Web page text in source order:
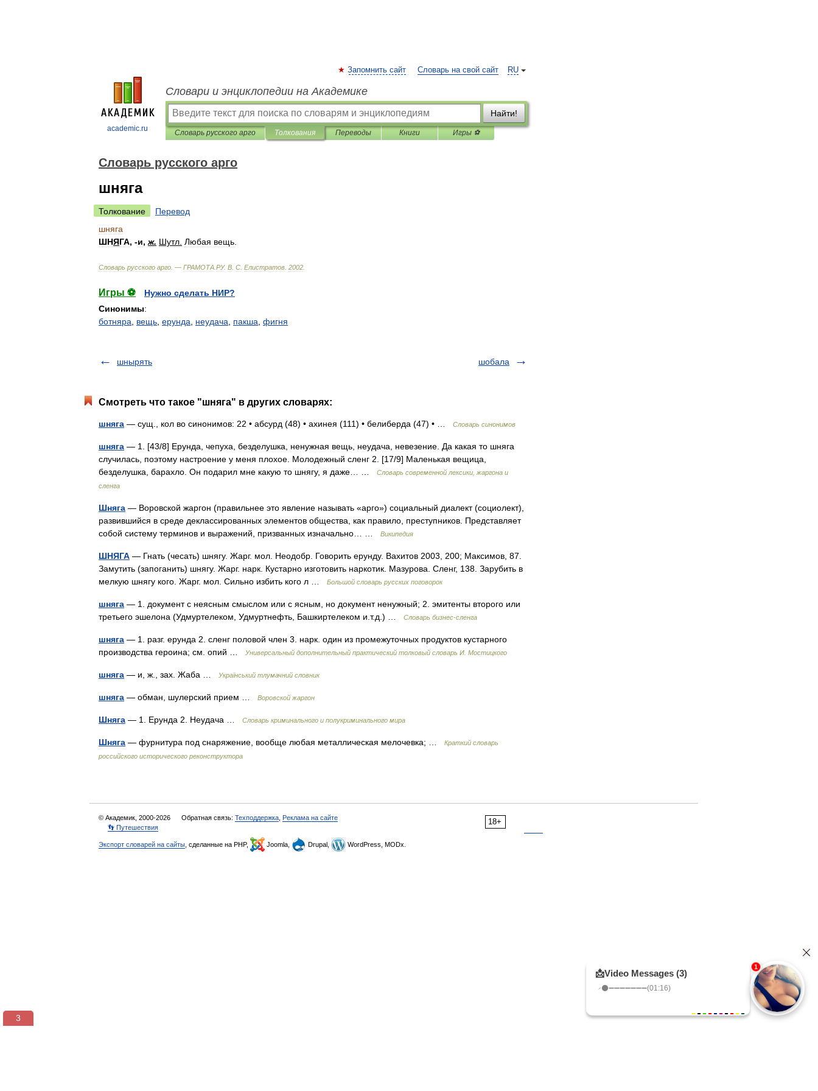
academic.ru
RU
Запомнить сайт Словарь на свой сайт
Словари и энциклопедии на Академике
Найти!
Словарь русского арго Толкования Переводы Книги Игры ⚽
Словарь русского арго
шняга
Толкование
Перевод
шняга
ШНЯГА, -и, ж. Шутл Любая вещь
Словарь русского арго . — ГРАМОТА РУ. В С Елистратов 2002
Игры ⚽
Нужно сделать НИР?
Синонимы:
ботняра
вещь ерунда неудача пакша фигня
шнырять шобала
Смотреть что такое "шняга" в других словарях:
шняга — сущ., кол во синонимов: 22 • абсурд (48) • ахинея (111) • белиберда (47) • … Словарь синонимов
шняга — 1. [43/8] Ерунда, чепуха, безделушка, ненужная вещь, неудача, невезение. Да какая то шняга
случилась, поэтому настроение у меня плохое. Молодежный сленг 2. [17/9] Маленькая вещица,
безделушка, барахло. Он подарил мне какую то шнягу, я даже… …
Cловарь современной лексики, жаргона и
сленга
Шняга — Воровской жаргон (правильнее это явление называть «арго») социальный диалект (социолект),
развившийся в среде деклассированных элементов общества, как правило, преступников. Представляет
собой систему терминов и выражений, призванных изначально… …
Википедия
ШНЯГА — Гнать (чесать) шнягу. Жарг. мол. Неодобр. Говорить ерунду. Вахитов 2003, 200; Максимов, 87.
Замутить (запоганить) шнягу. Жарг. нарк. Кустарно изготовить наркотик. Мазурова. Сленг, 138. Зарубить в
мелкую шнягу кого. Жарг. мол. Сильно избить кого л …
Большой словарь русских поговорок
шняга — 1. документ с неясным смыслом или с ясным, но документ ненужный; 2. эмитенты второго или
третьего эшелона (Удмуртелеком, Удмуртнефть, Башкиртелеком и.т.д.) …
Словарь бизнес-сленга
шняга — 1. разг. ерунда 2. сленг половой член 3. нарк. один из промежуточных продуктов кустарного
производства героина; см. опий …
Универсальный дополнительный практический толковый словарь И. Мостицкого
шняга — и, ж., зах. Жаба … Український тлумачний словник
шняга — обман, шулерский прием … Воровской жаргон
Шняга — 1. Ерунда 2. Неудача … Словарь криминального и полукриминального мира
Шняга — фурнитура под снаряжение, вообще любая металлическая мелочевка; …
Краткий словарь
российского исторического реконструктора
18+
© Академик, 2000-2026 Обратная связь: Техподдержка Реклама на сайте
👣 Путешествия
Экспорт словарей на сайты , сделанные на PHP, Joomla, Drupal, WordPress, MODx.
3